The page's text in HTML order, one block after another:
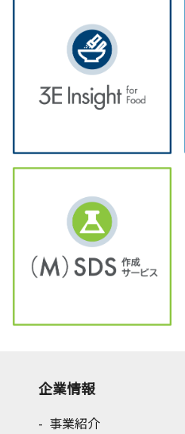
企業情報
事業紹介